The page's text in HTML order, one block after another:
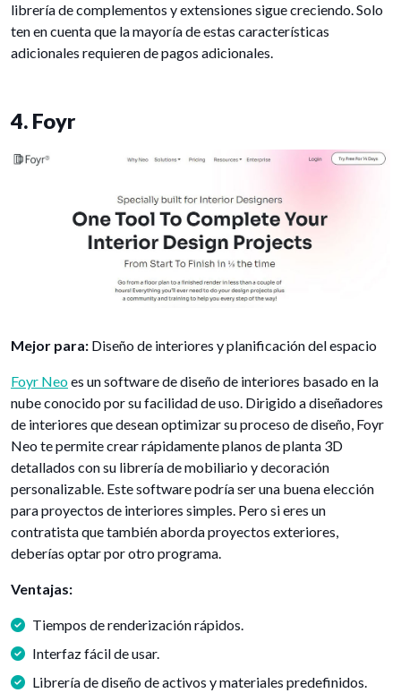
librería de complementos y extensiones sigue creciendo. Solo
ten en cuenta que la mayoría de estas características
adicionales requieren de pagos adicionales.
4. Foyr
Mejor para: Diseño de interiores y planificación del espacio
Foyr Neoes un software de diseño de interiores basado en la
nube conocido por su facilidad de uso. Dirigido a diseñadores
de interiores que desean optimizar su proceso de diseño, Foyr
Neo te permite crear rápidamente planos de planta 3D
detallados con su librería de mobiliario y decoración
personalizable. Este software podría ser una buena elección
para proyectos de interiores simples. Pero si eres un
contratista que también aborda proyectos exteriores,
deberías optar por otro programa.
Ventajas:
Tiempos de renderización rápidos.
Interfaz fácil de usar.
Librería de diseño de activos y materiales predefinidos.